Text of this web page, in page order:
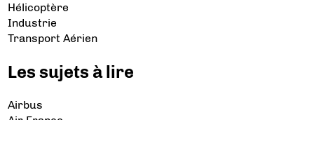
Hélicoptère
Industrie
Transport Aérien
Les sujets à lire
Airbus
Air France